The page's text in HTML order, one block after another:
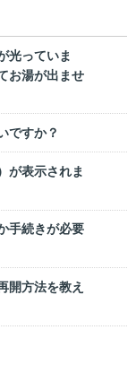
光っていま
お湯が出ませ
ですか？
が表示されま
手続きが必要
開方法を教え